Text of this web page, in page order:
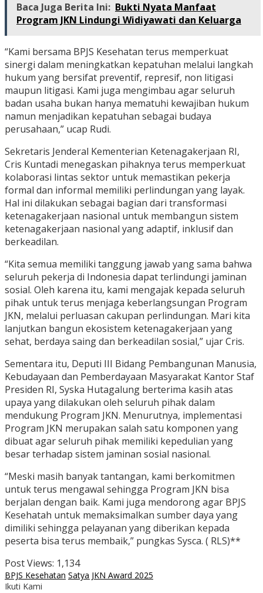
Baca Juga Berita Ini: Bukti Nyata Manfaat
Program JKN Lindungi Widiyawati dan Keluarga
“Kami bersama BPJS Kesehatan terus memperkuat
sinergi dalam meningkatkan kepatuhan melalui langkah
hukum yang bersifat preventif, represif, non litigasi
maupun litigasi. Kami juga mengimbau agar seluruh
badan usaha bukan hanya mematuhi kewajiban hukum
namun menjadikan kepatuhan sebagai budaya
perusahaan,” ucap Rudi.
Sekretaris Jenderal Kementerian Ketenagakerjaan RI,
Cris Kuntadi menegaskan pihaknya terus memperkuat
kolaborasi lintas sektor untuk memastikan pekerja
formal dan informal memiliki perlindungan yang layak.
Hal ini dilakukan sebagai bagian dari transformasi
ketenagakerjaan nasional untuk membangun sistem
ketenagakerjaan nasional yang adaptif, inklusif dan
berkeadilan.
“Kita semua memiliki tanggung jawab yang sama bahwa
seluruh pekerja di Indonesia dapat terlindungi jaminan
sosial. Oleh karena itu, kami mengajak kepada seluruh
pihak untuk terus menjaga keberlangsungan Program
JKN, melalui perluasan cakupan perlindungan. Mari kita
lanjutkan bangun ekosistem ketenagakerjaan yang
sehat, berdaya saing dan berkeadilan sosial,” ujar Cris.
Sementara itu, Deputi III Bidang Pembangunan Manusia,
Kebudayaan dan Pemberdayaan Masyarakat Kantor Staf
Presiden RI, Syska Hutagalung berterima kasih atas
upaya yang dilakukan oleh seluruh pihak dalam
mendukung Program JKN. Menurutnya, implementasi
Program JKN merupakan salah satu komponen yang
dibuat agar seluruh pihak memiliki kepedulian yang
besar terhadap sistem jaminan sosial nasional.
“Meski masih banyak tantangan, kami berkomitmen
untuk terus mengawal sehingga Program JKN bisa
berjalan dengan baik. Kami juga mendorong agar BPJS
Kesehatah untuk memaksimalkan sumber daya yang
dimiliki sehingga pelayanan yang diberikan kepada
peserta bisa terus membaik,” pungkas Sysca. ( RLS)**
Post Views: 1,134
BPJS Kesehatan Satya JKN Award 2025
Ikuti Kami